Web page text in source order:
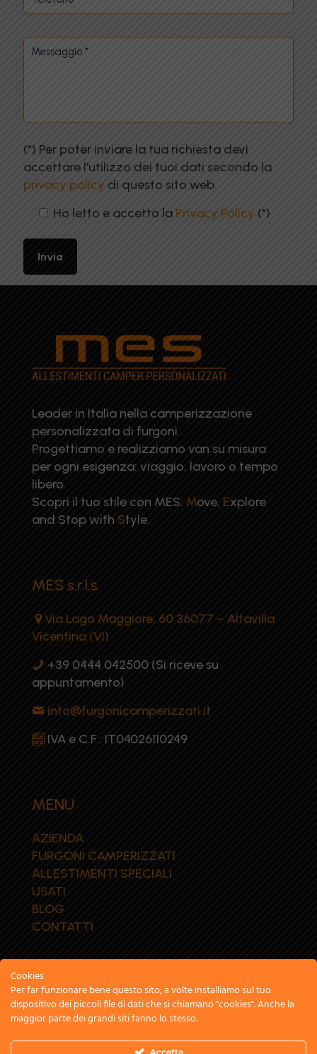
(*) Per poter inviare la tua richiesta devi
accettare l'utilizzo dei tuoi dati secondo la
privacy policy di questo sito web.
Ho letto e accetto la Privacy Policy (*)
Leader in Italia nella camperizzazione
personalizzata di furgoni.
Progettiamo e realizziamo van su misura
per ogni esigenza: viaggio, lavoro o tempo
libero.
Scopri il tuo stile con MES: Move, Explore
and Stop with Style.
MES s.r.l.s.
Via Lago Maggiore, 60 36077 – Altavilla
Vicentina (VI)
+39 0444 042500 (Si riceve su
appuntamento)
info@furgonicamperizzati.it
IVA e C.F.: IT04026110249
MENU
AZIENDA
FURGONI CAMPERIZZATI
ALLESTIMENTI SPECIALI
USATI
BLOG
CONTATTI
© 2026 MES s.r.l.s. | P. IVA e Cod. Fisc.:
Cookies
Per far funzionare bene questo sito, a volte installiamo sul tuo
dispositivo dei piccoli file di dati che si chiamano "cookies". Anche la
maggior parte dei grandi siti fanno lo stesso.